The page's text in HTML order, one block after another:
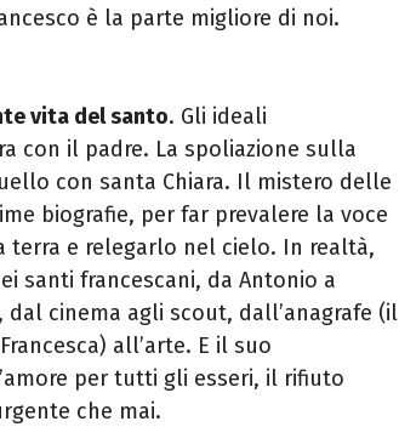
è la parte migliore di noi.
vita del santo. Gli ideali
con il padre. La spoliazione sulla
con santa Chiara. Il mistero delle
biografie, per far prevalere la voce
e relegarlo nel cielo. In realtà,
santi francescani, da Antonio a
cinema agli scout, dall’anagrafe (il
all’arte. E il suo
per tutti gli esseri, il rifiuto
che mai.